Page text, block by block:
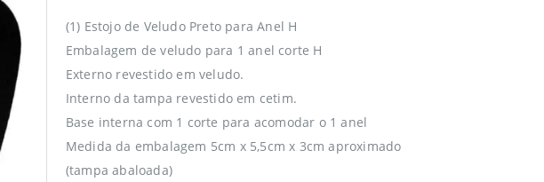
(1) Estojo de Veludo Preto para Anel H
Embalagem de veludo para 1 anel corte H
Externo revestido em veludo.
Interno da tampa revestido em cetim.
Base interna com 1 corte para acomodar o 1 anel
Medida da embalagem 5cm x 5,5cm x 3cm aproximado
(tampa abaloada)